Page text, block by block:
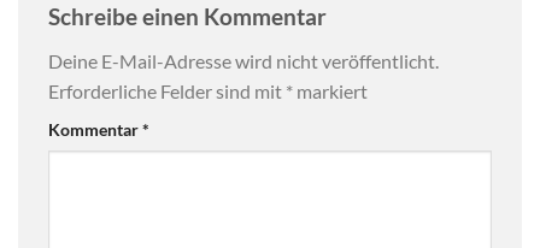
Schreibe einen Kommentar
Deine E-Mail-Adresse wird nicht veröffentlicht.
Erforderliche Felder sind mit * markiert
Kommentar*